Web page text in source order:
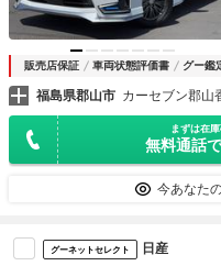
販売店保証 車両状態評価書 グー鑑
福島県郡山市 カーセブン郡山
まずは在
無料通話
今あなた
グーネットセレクト 日産